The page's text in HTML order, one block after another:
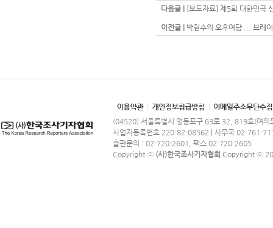
다음글 | [보도자료] 제5회 대한민국
이전글 | 박현수의 오후여담 ... 브레
(04520) 서울특별시 영등포구 63로 32, 819호(여의
사업자등록번호 220-82-08562 | 사무국 02-761-
출판문의 : 02-720-2601, 팩스 02-720-2605
Copyright ⓒ (사)한국조사기자협회 Copyright ⓒ